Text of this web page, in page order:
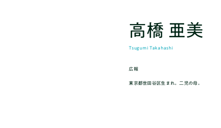
高橋 亜美
Tsugumi Takahashi
広報
東京都世田谷区生まれ。二児の母。